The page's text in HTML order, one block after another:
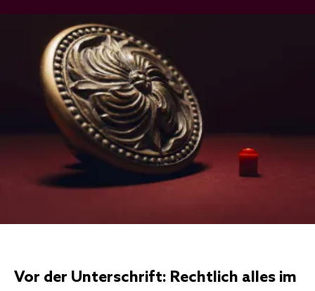
Vor der Unterschrift: Rechtlich alles im